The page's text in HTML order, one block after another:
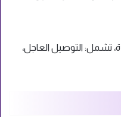
تشمل: التوصيل العاجل،